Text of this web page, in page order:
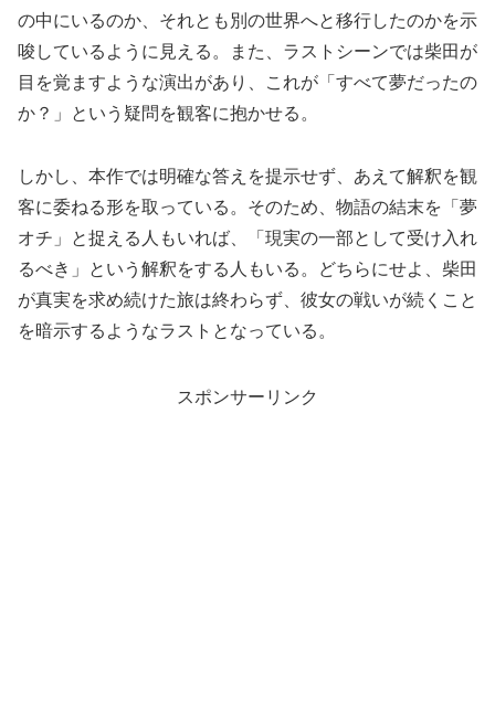
の中にいるのか、それとも別の世界へと移行したのかを示
唆しているように見える。また、ラストシーンでは柴田が
目を覚ますような演出があり、これが「すべて夢だったの
か？」という疑問を観客に抱かせる。
しかし、本作では明確な答えを提示せず、あえて解釈を観
客に委ねる形を取っている。そのため、物語の結末を「夢
オチ」と捉える人もいれば、「現実の一部として受け入れ
るべき」という解釈をする人もいる。どちらにせよ、柴田
が真実を求め続けた旅は終わらず、彼女の戦いが続くこと
を暗示するようなラストとなっている。
スポンサーリンク